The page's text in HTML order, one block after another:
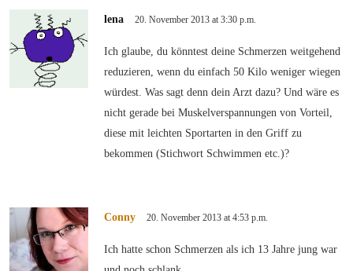
lena 20. November 2013 at 3:30 p.m.
Ich glaube, du könntest deine Schmerzen weitgehend
reduzieren, wenn du einfach 50 Kilo weniger wiegen
würdest. Was sagt denn dein Arzt dazu? Und wäre es
nicht gerade bei Muskelverspannungen von Vorteil,
diese mit leichten Sportarten in den Griff zu
bekommen (Stichwort Schwimmen etc.)?
Conny 20. November 2013 at 4:53 p.m.
Ich hatte schon Schmerzen als ich 13 Jahre jung war